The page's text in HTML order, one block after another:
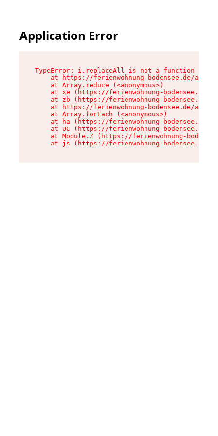
Application Error
TypeError: i.replaceAll is not a function
at https://ferienwohnung-bodensee.de/
    at Array.reduce (<anonymous>)
at xe (https://ferienwohnung-bodensee.de/
at zb (https://ferienwohnung-bodensee.de/
at https://ferienwohnung-bodensee.de/
    at Array.forEach (<anonymous>)
at ha (https://ferienwohnung-bodensee.de/
at UC (https://ferienwohnung-bodensee.de/
at Module.Z (https://ferienwohnung-
at js (https://ferienwohnung-bodensee.de/